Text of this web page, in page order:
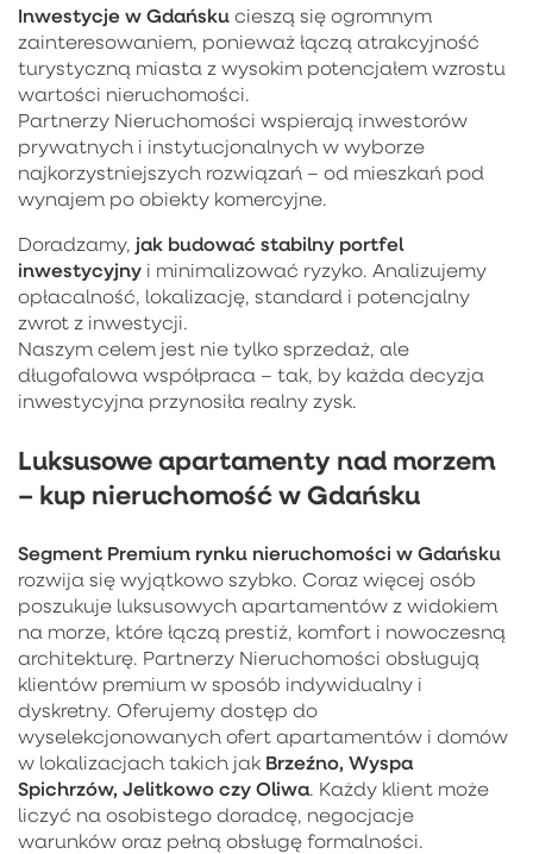
Inwestycje w Gdańsku cieszą się ogromnym
zainteresowaniem, ponieważ łączą atrakcyjność
turystyczną miasta z wysokim potencjałem wzrostu
wartości nieruchomości.
Partnerzy Nieruchomości wspierają inwestorów
prywatnych i instytucjonalnych w wyborze
najkorzystniejszych rozwiązań – od mieszkań pod
wynajem po obiekty komercyjne.
Doradzamy, jak budować stabilny portfel
inwestycyjny i minimalizować ryzyko. Analizujemy
opłacalność, lokalizację, standard i potencjalny
zwrot z inwestycji.
Naszym celem jest nie tylko sprzedaż, ale
długofalowa współpraca – tak, by każda decyzja
inwestycyjna przynosiła realny zysk.
Luksusowe apartamenty nad morzem
– kup nieruchomość w Gdańsku
Segment Premium rynku nieruchomości w Gdańsku
rozwija się wyjątkowo szybko. Coraz więcej osób
poszukuje luksusowych apartamentów z widokiem
na morze, które łączą prestiż, komfort i nowoczesną
architekturę. Partnerzy Nieruchomości obsługują
klientów premium w sposób indywidualny i
dyskretny. Oferujemy dostęp do
wyselekcjonowanych ofert apartamentów i domów
w lokalizacjach takich jak Brzeźno, Wyspa
Spichrzów, Jelitkowo czy Oliwa. Każdy klient może
liczyć na osobistego doradcę, negocjacje
warunków oraz pełną obsługę formalności.